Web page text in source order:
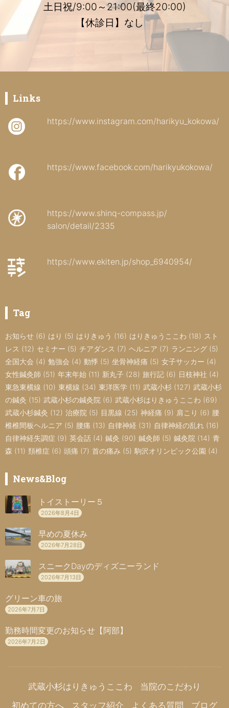
土日祝/9:00～21:00(最終20:00)
【休診日】なし
Links
https://www.instagram.com/harikyu_kokowa/
https://www.facebook.com/harikyukokowa/
https://www.shinq-compass.jp/
salon/detail/2335
https://www.ekiten.jp/shop_6940954/
Tag
お知らせ (6) はり (5) はりきゅう (16) はりきゅうここわ (18) スト
レス (12) セミナー (5) チアダンス (7) ヘルニア (7) ランニング (5)
全国大会 (4) 勉強会 (4) 動悸 (5) 坐骨神経痛 (5) 女子サッカー (4)
女性鍼灸師 (51) 年末年始 (11) 新丸子 (28) 旅行記 (6) 日枝神社 (4)
東急東横線 (10) 東横線 (34) 東洋医学 (11) 武蔵小杉 (127) 武蔵小杉
の鍼灸 (15) 武蔵小杉の鍼灸院 (6) 武蔵小杉はりきゅうここわ (69)
武蔵小杉鍼灸 (12) 治療院 (5) 目黒線 (25) 神経痛 (9) 肩こり (6) 腰
椎椎間板ヘルニア (5) 腰痛 (13) 自律神経 (31) 自律神経の乱れ (16)
自律神経失調症 (9) 英会話 (4) 鍼灸 (90) 鍼灸師 (5) 鍼灸院 (14) 青
森 (11) 頚椎症 (6) 頭痛 (7) 首の痛み (5) 駒沢オリンピック公園 (4)
News&Blog
トイストーリー５
2026年8月4日
早めの夏休み
2026年7月28日
スニークDayのディズニーランド
2026年7月13日
グリーン車の旅
2026年7月7日
勤務時間変更のお知らせ【阿部】
2026年7月2日
武蔵小杉はりきゅうここわ
当院のこだわり
初めての方へ
スタッフ紹介 よくある質問 ブログ